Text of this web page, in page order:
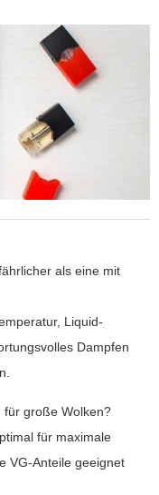
als eine mit
Liquid-
Dampfen
für große Wolken?
für maximale
VG-Anteile geeignet